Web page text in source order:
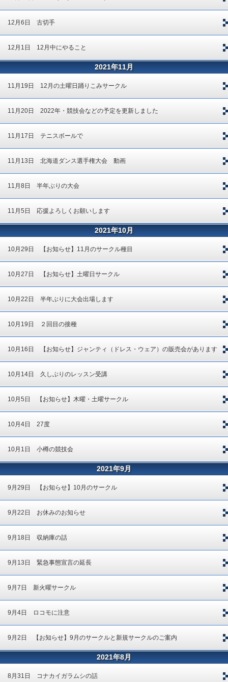
12月6日 古切手
12月1日 12月中にやること
2021年11月
11月19日 12月の土曜日踊りこみサークル
11月20日 2022年・競技会などの予定を更新しました
11月17日 テニスボールで
11月13日 北海道ダンス選手権大会 動画
11月8日 半年ぶりの大会
11月5日 応援よろしくお願いします
2021年10月
10月29日 【お知らせ】11月のサークル種目
10月27日 【お知らせ】土曜日サークル
10月22日 半年ぶりに大会出場します
10月19日 ２回目の接種
10月16日 【お知らせ】ジャンティ（ドレス・ウェア）の販売会があります
10月14日 久しぶりのレッスン受講
10月5日 【お知らせ】木曜・土曜サークル
10月4日 27度
10月1日 小樽の競技会
2021年9月
9月29日 【お知らせ】10月のサークル
9月22日 お休みのお知らせ
9月18日 収納庫の話
9月13日 緊急事態宣言の延長
9月7日 新火曜サークル
9月4日 ロコモに注意
9月2日 【お知らせ】9月のサークルと新規サークルのご案内
2021年8月
8月31日 コナカイガラムシの話